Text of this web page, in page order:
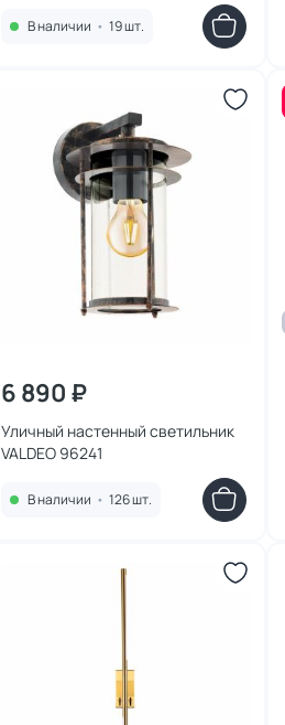
В наличии • 19 шт.
6 890 ₽
Уличный настенный светильник
VALDEO 96241
В наличии • 126 шт.